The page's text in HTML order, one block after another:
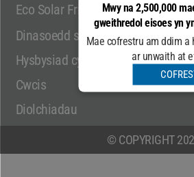
Mwy na 2,500,000
gweithredol eisoes yn
Mae cofrestru am ddim a
ar unwaith at
Eco Solar Friendly
Dinasoedd solar
Hysbysiad cyfreithiol
Cwcis
Diolchiadau
Map
*
© COPYRIGHT